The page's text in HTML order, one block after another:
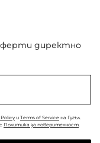
директно
и Terms of Service на Гугъл.
Политика за поверителност